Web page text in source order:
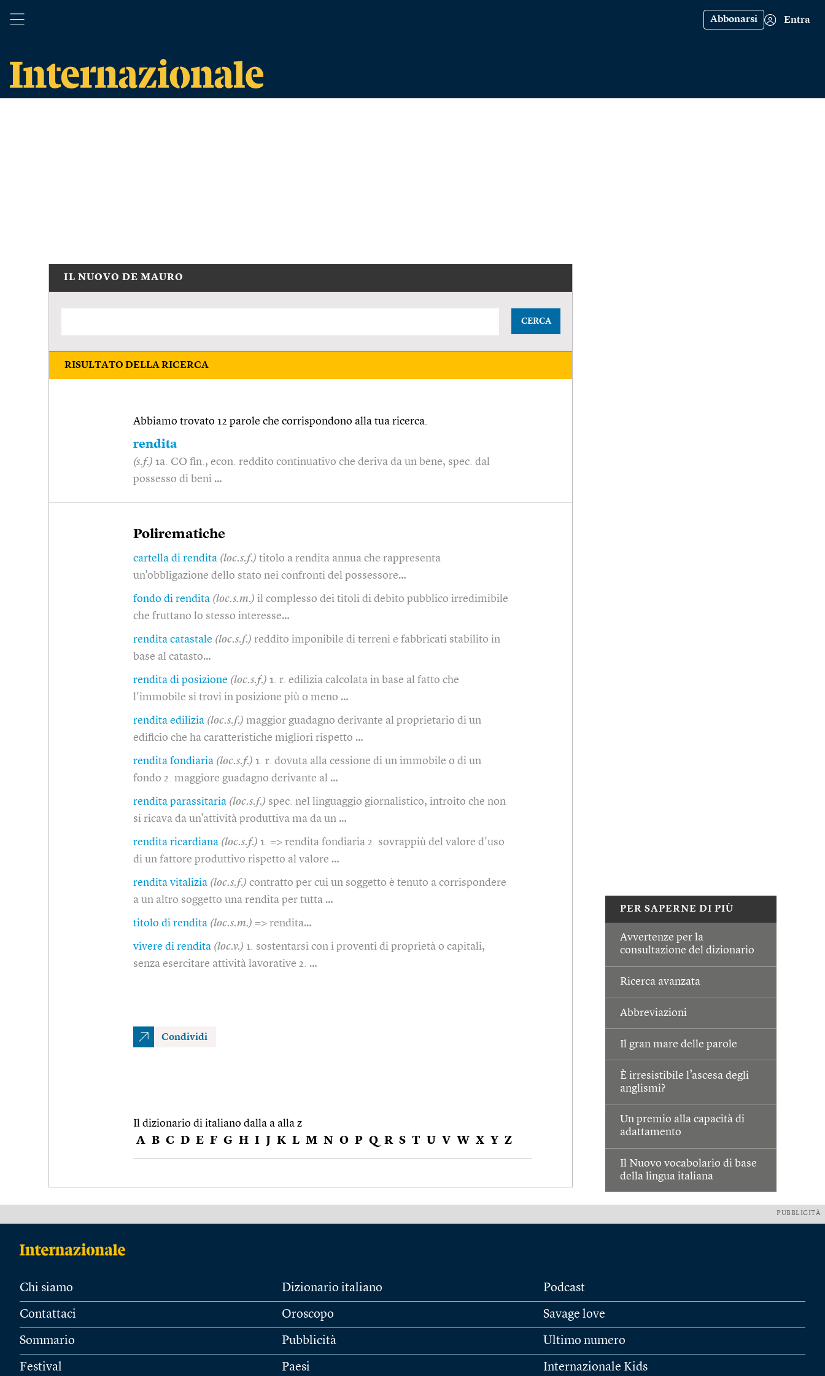
Abbonarsi Entra
PER SAPERNE DI PIÙ
Avvertenze per la
consultazione del dizionario
Ricerca avanzata
Abbreviazioni
Il gran mare delle parole
È irresistibile l’ascesa degli
anglismi?
Un premio alla capacità di
adattamento
Il Nuovo vocabolario di base
della lingua italiana
IL NUOVO DE MAURO
CERCA
RISULTATO DELLA RICERCA
Abbiamo trovato 12 parole che corrispondono alla tua ricerca.
rendita
(s.f.) 1a. CO fin., econ. reddito continuativo che deriva da un bene, spec. dal
possesso di beni …
Polirematiche
cartella di rendita (loc.s.f.) titolo a rendita annua che rappresenta
un'obbligazione dello stato nei confronti del possessore…
fondo di rendita (loc.s.m.) il complesso dei titoli di debito pubblico irredimibile
che fruttano lo stesso interesse…
rendita catastale (loc.s.f.) reddito imponibile di terreni e fabbricati stabilito in
base al catasto…
rendita di posizione (loc.s.f.) 1. r. edilizia calcolata in base al fatto che
l'immobile si trovi in posizione più o meno …
rendita edilizia (loc.s.f.) maggior guadagno derivante al proprietario di un
edificio che ha caratteristiche migliori rispetto …
rendita fondiaria (loc.s.f.) 1. r. dovuta alla cessione di un immobile o di un
fondo 2. maggiore guadagno derivante al …
rendita parassitaria (loc.s.f.) spec. nel linguaggio giornalistico, introito che non
si ricava da un'attività produttiva ma da un …
rendita ricardiana (loc.s.f.) 1. => rendita fondiaria 2. sovrappiù del valore d'uso
di un fattore produttivo rispetto al valore …
rendita vitalizia (loc.s.f.) contratto per cui un soggetto è tenuto a corrispondere
a un altro soggetto una rendita per tutta …
titolo di rendita (loc.s.m.) => rendita…
vivere di rendita (loc.v.) 1. sostentarsi con i proventi di proprietà o capitali,
senza esercitare attività lavorative 2. …
Condividi
Il dizionario di italiano dalla a alla z
A B C D E F G H I J K L M N O P Q R S T U V W X Y Z
PUBBLICITÀ
Chi siamo
Contattaci
Sommario
Festival
Dizionario italiano
Oroscopo
Pubblicità
Paesi
Podcast
Savage love
Ultimo numero
Internazionale Kids